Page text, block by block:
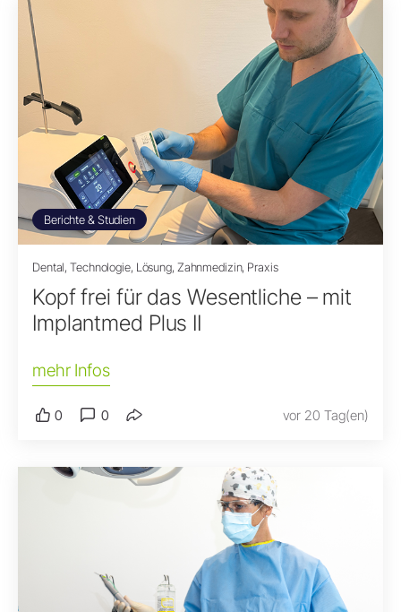
Berichte & Studien
Dental, Technologie, Lösung, Zahnmedizin, Praxis
Kopf frei für das Wesentliche – mit
Implantmed Plus II
mehr Infos
0 0 vor 20 Tag(en)